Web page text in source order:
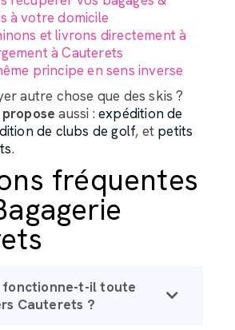
à votre domicile
et livrons directement à
à Cauterets
principe en sens inverse
autre chose que des skis ?
propose aussi :expédition de
de clubs de golf, et petits
.
fréquentes
fonctionne-t-il toute
Cauterets ?